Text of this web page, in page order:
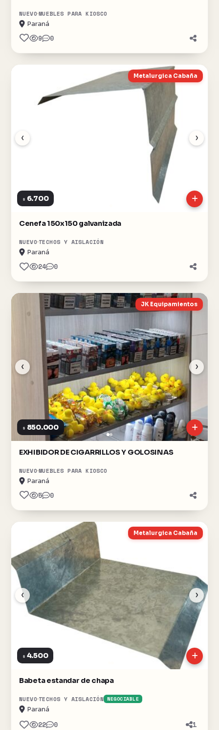
NUEVO MUEBLES PARA KIOSCO
Paraná
9 0
‹ ›
Metalurgica Cabaña
$ 6.700
Cenefa 150x150 galvanizada
NUEVO TECHOS Y AISLACIÓN
Paraná
24 0
‹ ›
JK Equipamientos
$ 850.000
EXHIBIDOR DE CIGARRILLOS Y GOLOSINAS
NUEVO MUEBLES PARA KIOSCO
Paraná
5 0
‹ ›
Metalurgica Cabaña
$ 4.500
Babeta estandar de chapa
NUEVO TECHOS Y AISLACIÓN NEGOCIABLE
Paraná
22 0 1